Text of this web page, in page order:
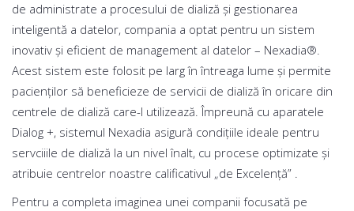
de administrate a procesului de dializă și gestionarea
inteligentă a datelor, compania a optat pentru un sistem
inovativ și eficient de management al datelor – Nexadia®.
Acest sistem este folosit pe larg în întreaga lume și permite
pacienților să beneficieze de servicii de dializă în oricare din
centrele de dializă care-l utilizează. Împreună cu aparatele
Dialog +, sistemul Nexadia asigură condițiile ideale pentru
servciiile de dializă la un nivel înalt, cu procese optimizate și
atribuie centrelor noastre calificativul „de Excelență” .
Pentru a completa imaginea unei companii focusată pe